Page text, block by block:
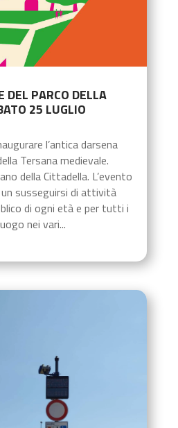
DEL PARCO DELLA
25 LUGLIO
l’antica darsena
Tersana medievale.
della Cittadella. L’evento
susseguirsi di attività
di ogni età e per tutti i
nei vari...